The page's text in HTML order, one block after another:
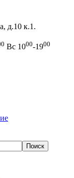
д.10 к.1.
Вс 1000-1900